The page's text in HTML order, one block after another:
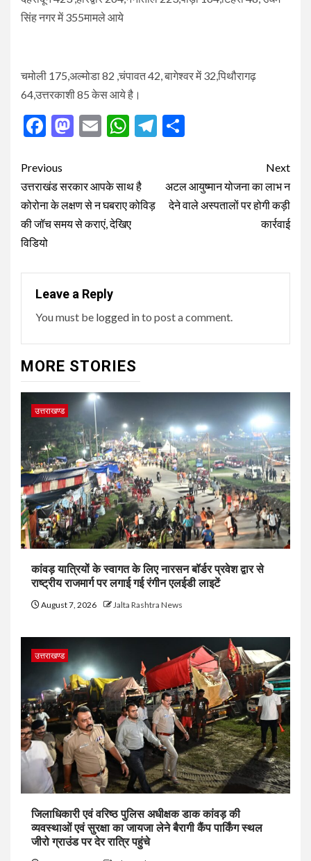
सिंह नगर में 355मामले आये
चमोली 175,अल्मोडा 82 ,चंपावत 42, बागेश्वर में 32,पिथौरागढ़
64,उत्तरकाशी 85 केस आये है।
Facebook
Mastodon
EmailWhatsApp
Telegram
Post
navigation
Previous
उत्तराखंड सरकार आपके साथ है
कोरोना के लक्षण से न घबराए कोविड़
की जॉच समय से कराएं, देखिए
विडियो
Next
अटल आयुष्मान योजना का लाभ न
देने वाले अस्पतालों पर होगी कड़ी
कार्रवाई
Leave a Reply
You must be logged into post a comment.
MORE STORIES
उत्तराखण्ड
कांवड़ यात्रियों के स्वागत के लिए नारसन बॉर्डर प्रवेश द्वार से
राष्ट्रीय राजमार्ग पर लगाई गई रंगीन एलईडी लाइटें
August 7, 2026 Jalta Rashtra News
उत्तराखण्ड
जिलाधिकारी एवं वरिष्ठ पुलिस अधीक्षक डाक कांवड़ की
व्यवस्थाओं एवं सुरक्षा का जायजा लेने बैरागी कैंप पार्किंग स्थल
जीरो ग्राउंड पर देर रात्रि पहुंचे